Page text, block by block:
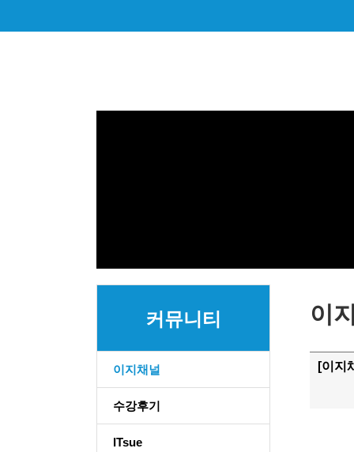
커뮤니티
이지채널
수강후기
ITsue
이
[이지